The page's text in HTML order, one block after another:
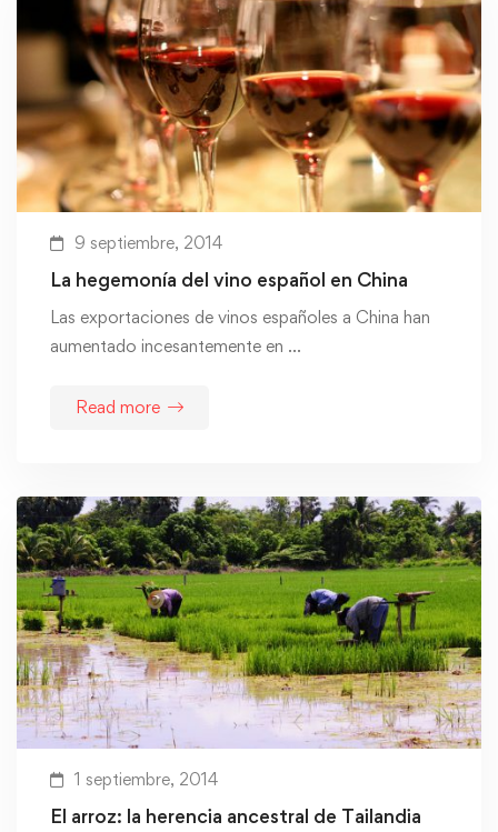
9 septiembre, 2014
La hegemonía del vino español en China
Las exportaciones de vinos españoles a China han
aumentado incesantemente en …
Read more
1 septiembre, 2014
El arroz: la herencia ancestral de Tailandia